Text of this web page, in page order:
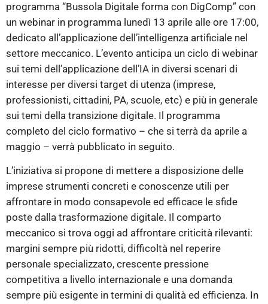
programma “Bussola Digitale forma con DigComp” con
un webinar in programma lunedì 13 aprile alle ore 17:00,
dedicato all’applicazione dell’intelligenza artificiale nel
settore meccanico. L’evento anticipa un ciclo di webinar
sui temi dell’applicazione dell’IA in diversi scenari di
interesse per diversi target di utenza (imprese,
professionisti, cittadini, PA, scuole, etc) e più in generale
sui temi della transizione digitale. Il programma
completo del ciclo formativo – che si terrà da aprile a
maggio – verrà pubblicato in seguito.
L’iniziativa si propone di mettere a disposizione delle
imprese strumenti concreti e conoscenze utili per
affrontare in modo consapevole ed efficace le sfide
poste dalla trasformazione digitale. Il comparto
meccanico si trova oggi ad affrontare criticità rilevanti:
margini sempre più ridotti, difficoltà nel reperire
personale specializzato, crescente pressione
competitiva a livello internazionale e una domanda
sempre più esigente in termini di qualità ed efficienza. In